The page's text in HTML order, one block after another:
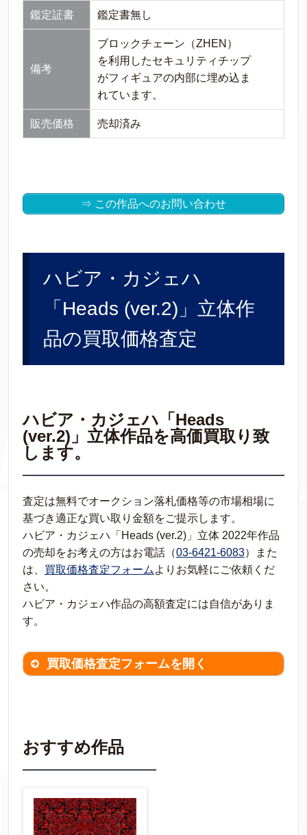
鑑定証書 鑑定書無し
備考
ブロックチェーン（ZHEN）
を利用したセキュリティチップ
がフィギュアの内部に埋め込ま
れています。
販売価格 売却済み
⇒ この作品へのお問い合わせ
ハビア・カジェハ
「Heads (ver.2)」立体作
品の買取価格査定
ハビア・カジェハ「Heads
(ver.2)」立体作品を高価買取り致
します。
査定は無料でオークション落札価格等の市場相場に
基づき適正な買い取り金額をご提示します。
ハビア・カジェハ「Heads (ver.2)」立体 2022年作品
の売却をお考えの方はお電話（03-6421-6083）また
は、 買取価格査定フォーム よりお気軽にご依頼くだ
さい。
ハビア・カジェハ作品の高額査定には自信がありま
す。
買取価格査定フォームを開く
※不明な項目は空欄で結構です。
▼
作品の作家名 【任意】
おすすめ作品